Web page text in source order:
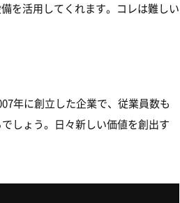
を活用してくれます。コレは難しい
年に創立した企業で、従業員数も
しょう。日々新しい価値を創出す